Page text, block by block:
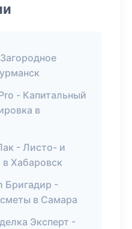
- Капитальный
в
- Листо- и
Хабаровск
Бригадир -
в Самара
Эксперт -